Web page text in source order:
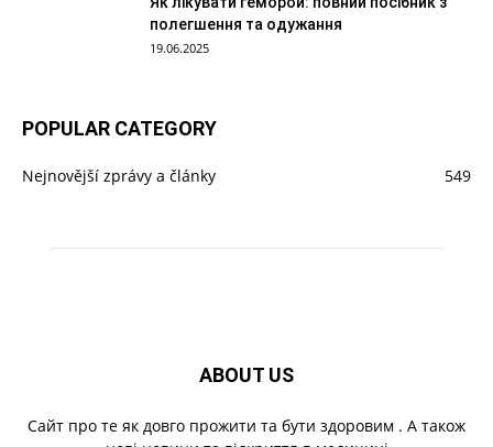
полегшення та одужання
19.06.2025
POPULAR CATEGORY
Nejnovější zprávy a články 549
ABOUT US
Cайт про те як довго прожити та бути здоровим . А також